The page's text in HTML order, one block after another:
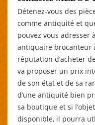
Détenez-vous des
comme antiquité et
pouvez vous adresser
antiquaire brocanteur
réputation d’acheter
va proposer un prix
de son état et de sa
d’une antiquité bien
sa boutique et si
disponible, il pourra